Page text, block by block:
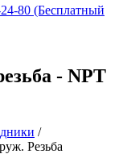
80 (Бесплатный
- NPT
/
Резьба